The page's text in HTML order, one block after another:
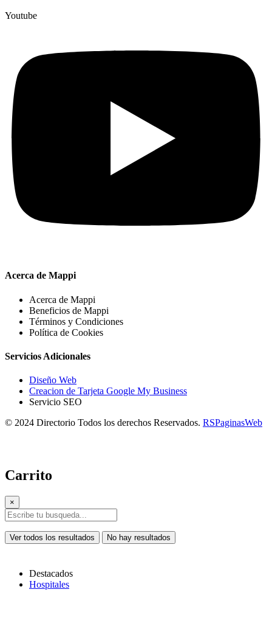
Youtube
Acerca de Mappi
Acerca de Mappi
Beneficios de Mappi
Términos y Condiciones
Política de Cookies
Servicios Adicionales
Diseño Web
Creacion de Tarjeta Google My Business
Servicio SEO
© 2024 Directorio Todos los derechos Reservados. RSPaginasWeb
Carrito
×
Ver todos los resultados No hay resultados
Destacados
Hospitales